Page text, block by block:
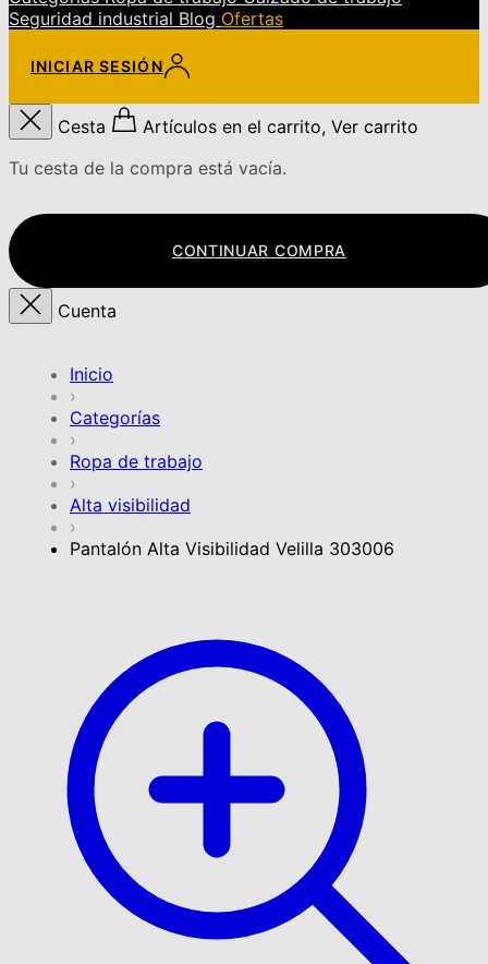
Seguridad industrial Blog Ofertas
INICIAR SESIÓN
Cesta
Artículos en el carrito, Ver carrito
Tu cesta de la compra está vacía.
CONTINUAR COMPRA
Cuenta
Inicio
›
Categorías
›
Ropa de trabajo
›
Alta visibilidad
›
Pantalón Alta Visibilidad Velilla 303006